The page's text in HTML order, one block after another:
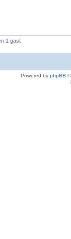
1 gast
Powered by phpBB